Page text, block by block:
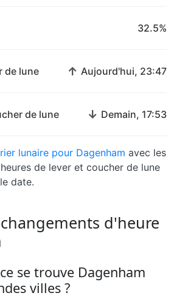
32.5%
de lune ↑ Aujourd'hui, 23:47
de lune ↓ Demain, 17:53
lunaire pour Dagenham avec les
de lever et coucher de lune
date.
d'heure
se trouve Dagenham
villes ?